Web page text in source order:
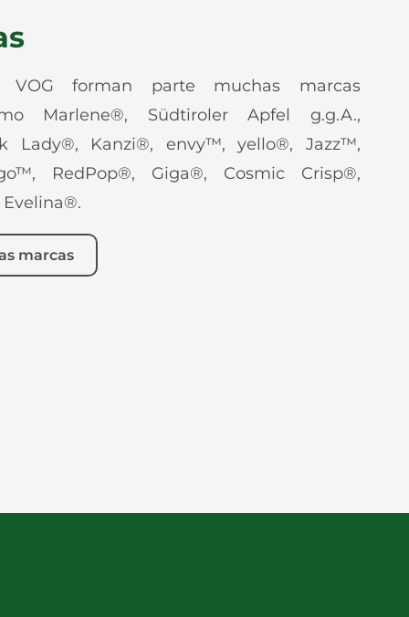
forman parte muchas marcas
Marlene®, Südtiroler Apfel g.g.A.,
Lady®, Kanzi®, envy™, yello®, Jazz™,
RedPop®, Giga®, Cosmic Crisp®,
marcas